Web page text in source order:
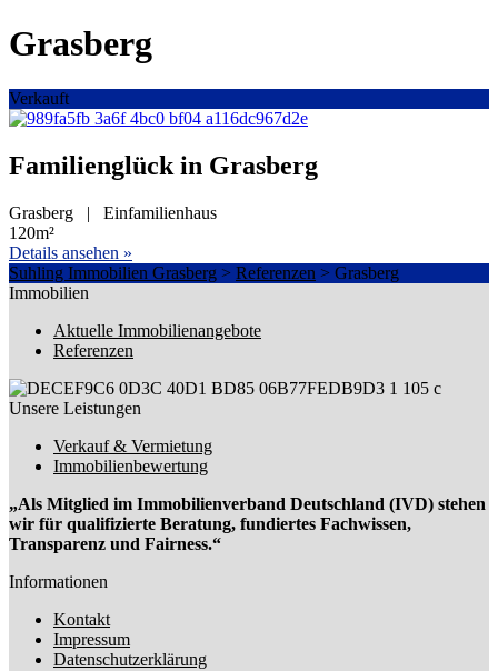
Grasberg
Verkauft
Familienglück in Grasberg
Grasberg | Einfamilienhaus
120m²
Details ansehen »
Suhling Immobilien Grasberg > Referenzen > Grasberg
Immobilien
Aktuelle Immobilienangebote
Referenzen
Unsere Leistungen
Verkauf & Vermietung
Immobilienbewertung
„Als Mitglied im Immobilienverband Deutschland (IVD) stehen
wir für qualifizierte Beratung, fundiertes Fachwissen,
Transparenz und Fairness.“
Informationen
Kontakt
Impressum
Datenschutzerklärung